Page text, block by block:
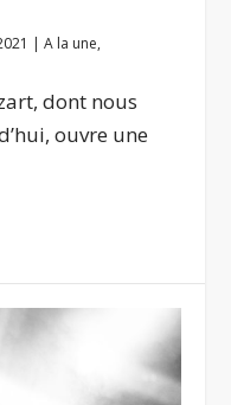
|A la une,
dont nous
ouvre une